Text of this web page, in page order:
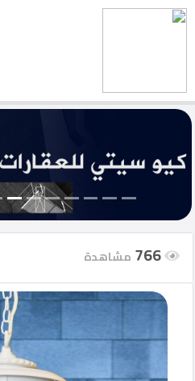
تسجيل
English
أحدث
766 مشاهدة